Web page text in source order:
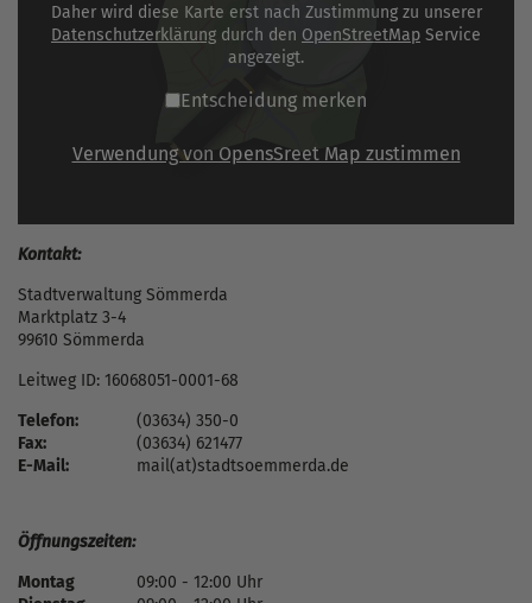
Daher wird diese Karte erst nach Zustimmung zu unserer
Datenschutzerklärung durch den OpenStreetMap Service
angezeigt.
Entscheidung merken
Verwendung von OpensSreet Map zustimmen
Kontakt:
Stadtverwaltung Sömmerda
Marktplatz 3-4
99610 Sömmerda
Leitweg ID: 16068051-0001-68
Telefon:
(03634) 350-0
Fax:
(03634) 621477
E-Mail:
mail(at)stadtsoemmerda.de
Öffnungszeiten:
Montag
09:00 - 12:00 Uhr